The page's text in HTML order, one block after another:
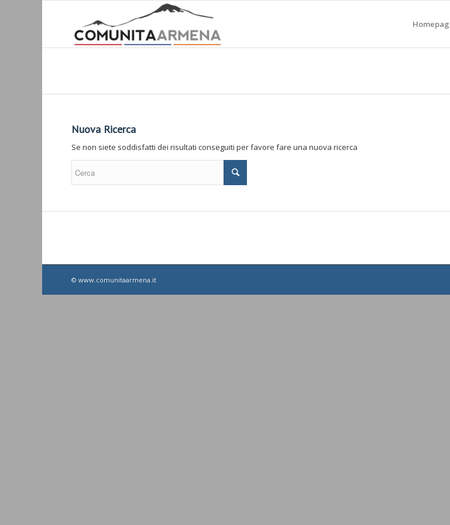
Nuova Ricerca
Se non siete soddisfatti dei risultati conseguiti per favore fare una nuova ricerca
© www.comunitaarmena.it